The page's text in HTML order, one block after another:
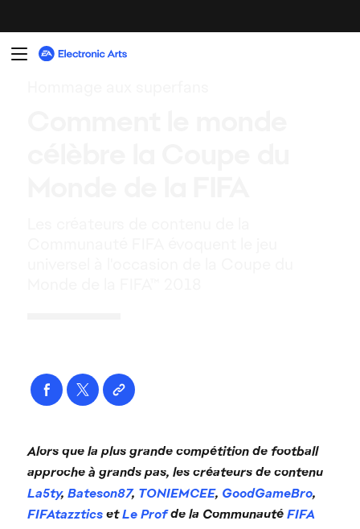
Alors que la plus grande compétition de football
approche à grands pas, les créateurs de contenu
La5ty, Bateson87, TONIEMCEE, GoodGameBro,
FIFAtazzticsetLe Profde la CommunautéFIFA